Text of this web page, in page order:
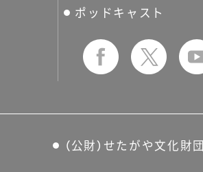
ポッドキャスト
（公財）せたがや文化財団